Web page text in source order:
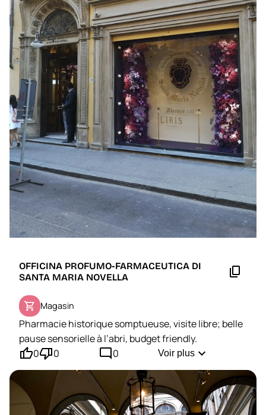
OFFICINA PROFUMO-FARMACEUTICA DI
SANTA MARIA NOVELLA
content_copy
shopping_cart Magasin
Pharmacie historique somptueuse, visite libre; belle
pause sensorielle à l’abri, budget friendly.
thumb_up'0thumb_down'0 mode_comment0 Voir plus expand_more